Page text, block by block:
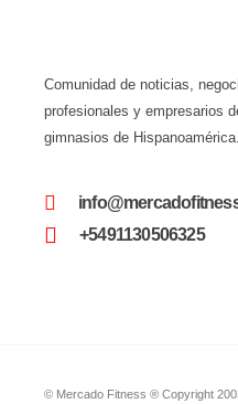
Comunidad de noticias,
profesionales y empresarios
gimnasios de Hispanoamérica.
+5491130506325
© Mercado Fitness ® Copyright